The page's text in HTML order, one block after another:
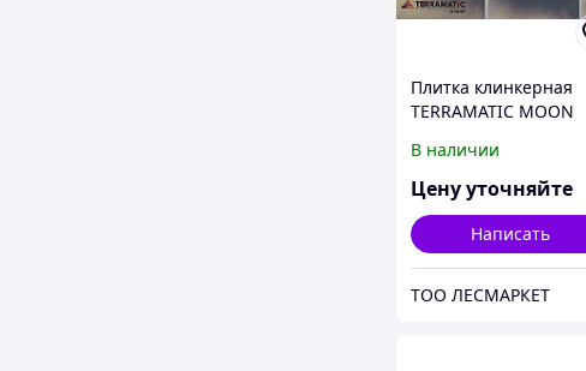
Плитка клинкерная
TERRAMATIC MOON
240мм*71мм*14мм,
серо-бежевая, луна.
В наличии
Цену уточняйте
Написать
ТОО ЛЕСМАРКЕТ